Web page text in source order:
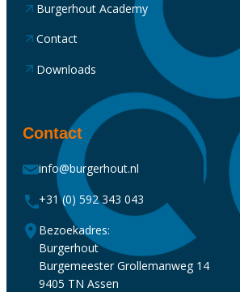
Burgerhout Academy
Contact
Downloads
Contact
info@burgerhout.nl
+31 (0) 592 343 043
Bezoekadres:
Burgerhout
Burgemeester Grollemanweg 14
9405 TN Assen